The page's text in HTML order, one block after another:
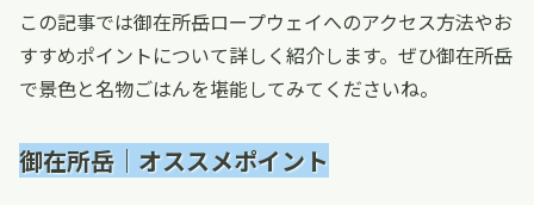
この記事では御在所岳ロープウェイへのアクセス方法やお
すすめポイントについて詳しく紹介します。ぜひ御在所岳
で景色と名物ごはんを堪能してみてくださいね。
御在所岳｜オススメポイント